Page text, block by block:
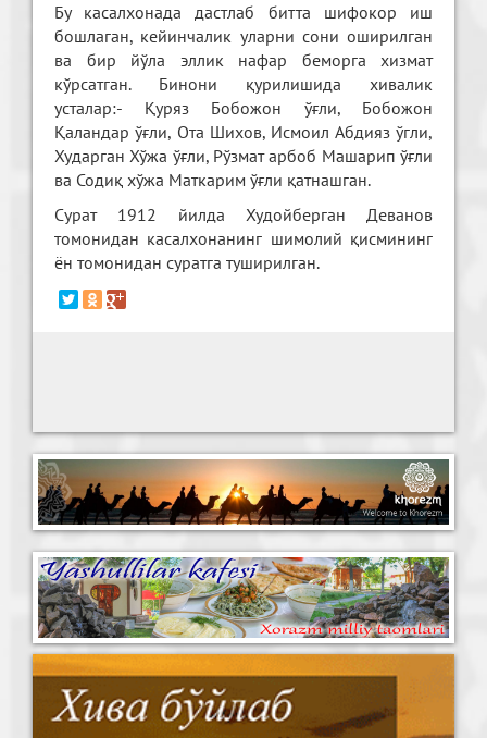
Бу касалхонада дастлаб битта шифокор иш
бошлаган, кейинчалик уларни сони оширилган
ва бир йўла эллик нафар беморга хизмат
кўрсатган. Бинони қурилишида хивалик
усталар:- Қуряз Бобожон ўғли, Бобожон
Қаландар ўғли, Ота Шихов, Исмоил Абдияз ўгли,
Хударган Хўжа ўғли, Рўзмат арбоб Машарип ўғли
ва Содиқ хўжа Маткарим ўғли қатнашган.
Сурат 1912 йилда Худойберган Деванов
томонидан касалхонанинг шимолий қисмининг
ён томонидан суратга туширилган.